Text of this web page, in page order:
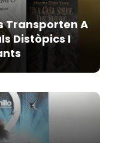
Transporten A
Distòpics I